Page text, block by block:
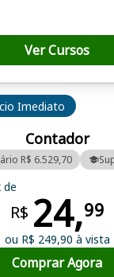
Imediato
Contador
R$ 6.529,70
de
R$ 24,99
ou R$ 249,90 à vista
Comprar Agora
Ver Cursos